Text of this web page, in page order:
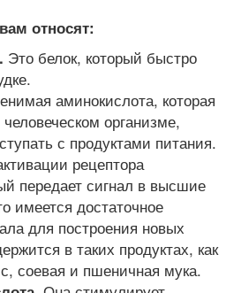
относят:
Это белок, который быстро
аминокислота, которая
организме,
с продуктами питания.
рецептора
передает сигнал в высшие
имеется достаточное
для построения новых
в таких продуктах, как
соевая и пшеничная мука.